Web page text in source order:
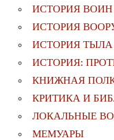
ИСТОРИЯ ВОИН
ИСТОРИЯ
ИСТОРИЯ ТЫЛА
ИСТОРИЯ:
КНИЖНАЯ
КРИТИКА И
ЛОКАЛЬНЫЕ
МЕМУАРЫ